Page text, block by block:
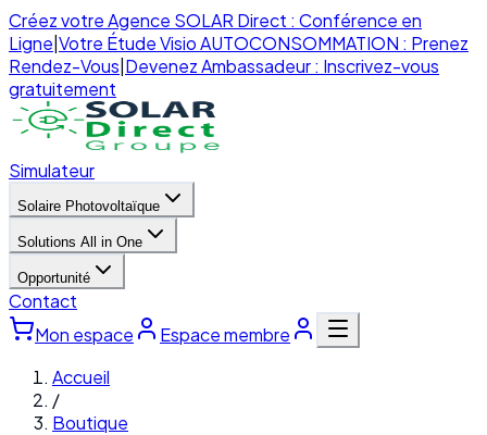
Créez votre Agence SOLAR Direct : Conférence en
Ligne Votre Étude Visio AUTOCONSOMMATION : Prenez
Rendez-Vous Devenez Ambassadeur : Inscrivez-vous
gratuitement
Simulateur
Solaire Photovoltaïque
Solutions All in One
Opportunité
Contact
Mon espace
Espace membre
Accueil
/
Boutique